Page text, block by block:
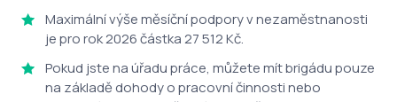
Maximální výše měsíční podpory v nezaměstnanosti
je pro rok 2026 částka 27 512 Kč.
Pokud jste na úřadu práce, můžete mít brigádu pouze
na základě dohody o pracovní činnosti nebo